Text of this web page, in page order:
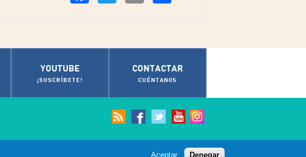
YOUTUBE
¡SUSCRÍBETE!
CONTACTAR
CUÉNTANOS
Aceptar Denegar